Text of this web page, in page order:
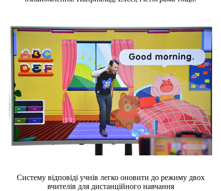
Систему відповіді учнів легко оновити до режиму двох
вчителів для дистанційного навчання